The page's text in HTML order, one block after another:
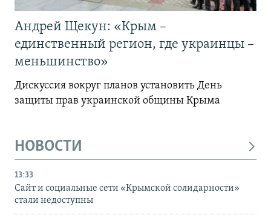
Андрей Щекун: «Крым –
единственный регион, где украинцы –
меньшинство»
Дискуссия вокруг планов установить День
защиты прав украинской общины Крыма
НОВОСТИ
13:33
Сайт и социальные сети «Крымской солидарности»
стали недоступны